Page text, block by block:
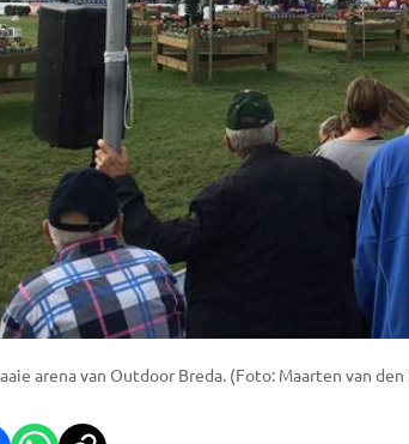
arena van Outdoor Breda. (Foto: Maarten van den